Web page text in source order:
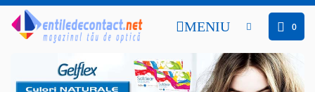
0
MENIU